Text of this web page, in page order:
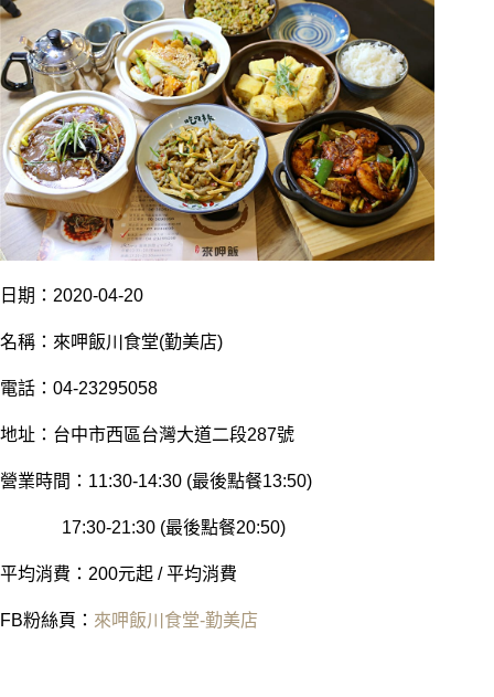
日 期：2020-04-20
名稱：來呷飯川食堂(勤美店)
電話：04-23295058
地址：台中市西區台灣大道二段287號
營業時間：11:30-14:30 (最後點餐13:50)
17:30-21:30 (最後點餐20:50)
平均消費：200元起 / 平均消費
FB粉絲頁： 來呷飯川食堂-勤美店